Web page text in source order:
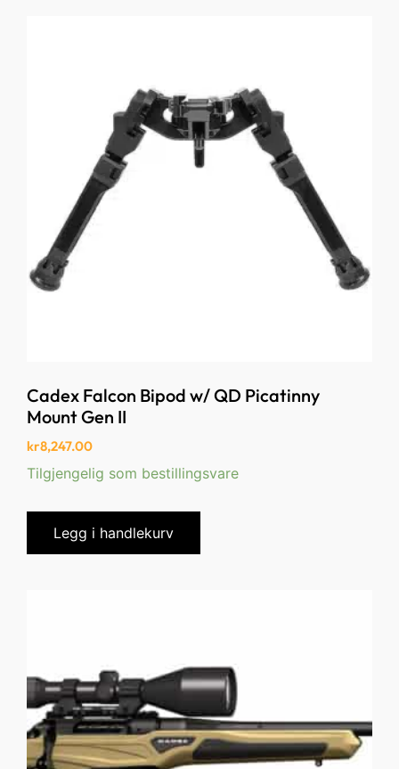
Cadex Falcon Bipod w/ QD Picatinny
Mount Gen II
kr8,247.00
Tilgjengelig som bestillingsvare
Legg i handlekurv